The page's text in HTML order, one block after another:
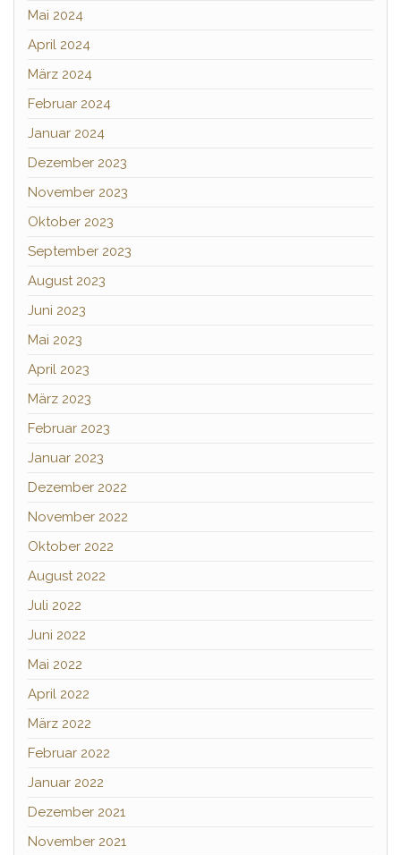
Mai 2024
April 2024
März 2024
Februar 2024
Januar 2024
Dezember 2023
November 2023
Oktober 2023
September 2023
August 2023
Juni 2023
Mai 2023
April 2023
März 2023
Februar 2023
Januar 2023
Dezember 2022
November 2022
Oktober 2022
August 2022
Juli 2022
Juni 2022
Mai 2022
April 2022
März 2022
Februar 2022
Januar 2022
Dezember 2021
November 2021